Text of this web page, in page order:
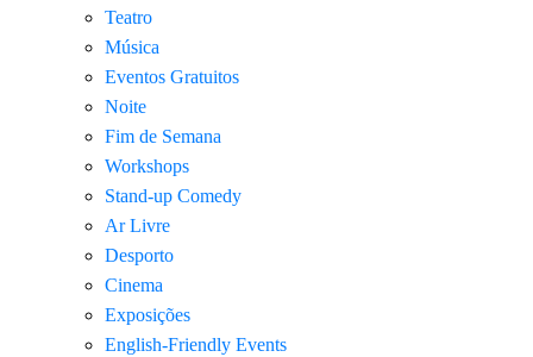
Teatro
Música
Eventos Gratuitos
Noite
Fim de Semana
Workshops
Stand-up Comedy
Ar Livre
Desporto
Cinema
Exposições
English-Friendly Events